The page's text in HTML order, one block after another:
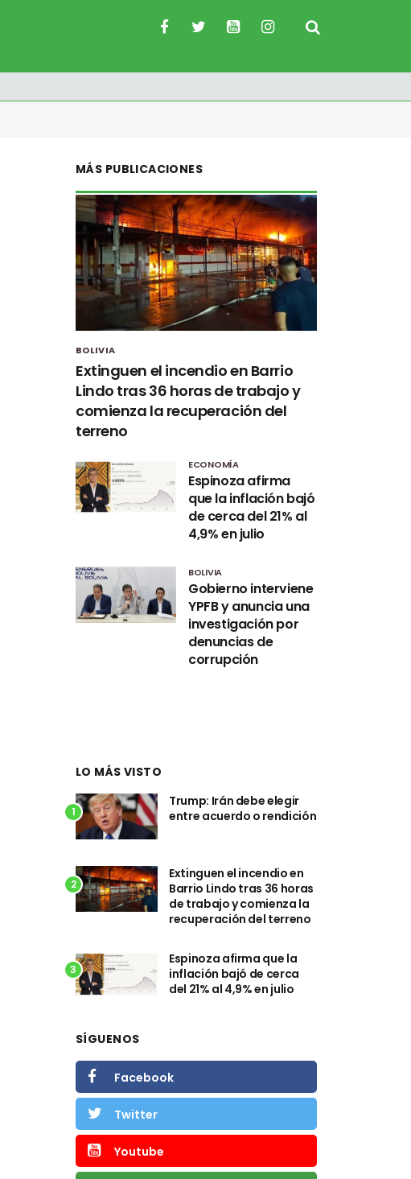
MÁS PUBLICACIONES
BOLIVIA
Extinguen el incendio en Barrio
Lindo tras 36 horas de trabajo y
comienza la recuperación del
terreno
ECONOMÍA
Espinoza afirma
que la inflación bajó
de cerca del 21% al
4,9% en julio
BOLIVIA
Gobierno interviene
YPFB y anuncia una
investigación por
denuncias de
corrupción
LO MÁS VISTO
1
Trump: Irán debe elegir
entre acuerdo o rendición
2
Extinguen el incendio en
Barrio Lindo tras 36 horas
de trabajo y comienza la
recuperación del terreno
3
Espinoza afirma que la
inflación bajó de cerca
del 21% al 4,9% en julio
SÍGUENOS
Facebook
Twitter
Youtube